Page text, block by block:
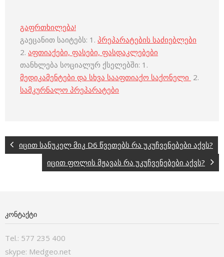
გაფრთხილება!
გაეცანით საიტებს: 1. პრეპარატების საძიებლები
2. აფთიაქები, ფასები, ფასდაკლებები
თანხლება სოციალურ ქსელებში: 1.
მედიკამენტები და სხვა სააფთიაქო საქონელი 2.
სამკურნალო პრეპარატები
იცით სანუკელ მიკ D6 წვეთებს რა უკუჩვენებები აქვს?
იცით ფოლის მჟავას რა უკუჩვენებები აქვს?
ᲙᲝᲜᲢᲐᲥᲢᲘ
Tel.: 577 235 400
skype: Medgeo.net